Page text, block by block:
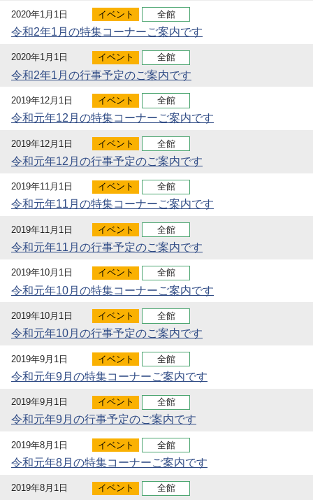
2020年1月1日 イベント 全館
令和2年1月の特集コーナーご案内です
2020年1月1日 イベント 全館
令和2年1月の行事予定のご案内です
2019年12月1日 イベント 全館
令和元年12月の特集コーナーご案内です
2019年12月1日 イベント 全館
令和元年12月の行事予定のご案内です
2019年11月1日 イベント 全館
令和元年11月の特集コーナーご案内です
2019年11月1日 イベント 全館
令和元年11月の行事予定のご案内です
2019年10月1日 イベント 全館
令和元年10月の特集コーナーご案内です
2019年10月1日 イベント 全館
令和元年10月の行事予定のご案内です
2019年9月1日 イベント 全館
令和元年9月の特集コーナーご案内です
2019年9月1日 イベント 全館
令和元年9月の行事予定のご案内です
2019年8月1日 イベント 全館
令和元年8月の特集コーナーご案内です
2019年8月1日 イベント 全館